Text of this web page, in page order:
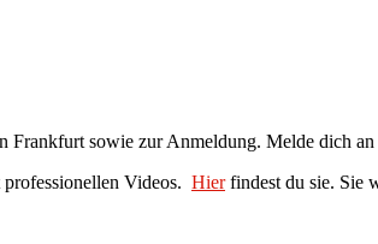
sowie zur Anmeldung. Melde dich
Videos. Hierfindest du sie. Sie